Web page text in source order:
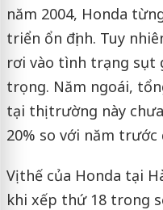
năm 2004, Honda
triển ổn định. Tuy
rơi vào tình trạng sụt
trọng. Năm ngoái,
tại thị trường này
20% so với năm trước
Vị thế của Honda tại
khi xếp thứ 18 trong